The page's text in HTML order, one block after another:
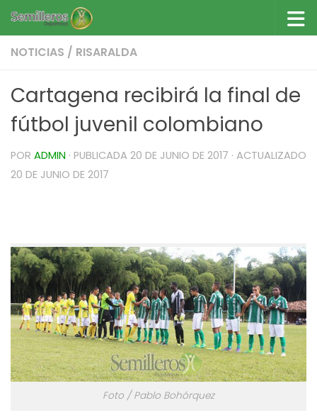
Saltar al contenido
NOTICIAS / RISARALDA
Cartagena recibirá la final de
fútbol juvenil colombiano
POR ADMIN · PUBLICADA 20 DE JUNIO DE 2017 · ACTUALIZADO
20 DE JUNIO DE 2017
Foto / Pablo Bohórquez